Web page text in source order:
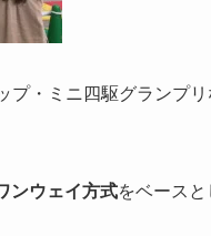
・ミニ四駆グランプ
ンウェイ方式をベースと